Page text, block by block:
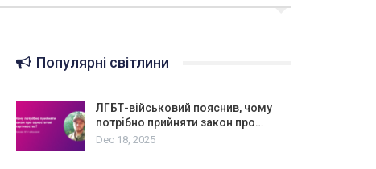
Популярні світлини
ЛГБТ-військовий пояснив, чому
потрібно прийняти закон про…
Dec 18, 2025